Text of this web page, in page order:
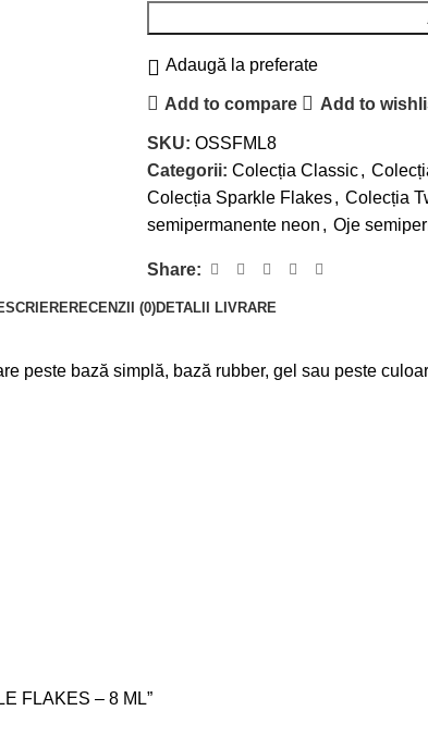
Adaugă la preferate
Add to compare Add to
SKU: OSSFML8
Categorii: Colecția Classic,
Colecția Sparkle Flakes, Colecția
semipermanente neon , Oje
Share:
RECENZII (0)DETALII LIVRARE
peste bază simplă, bază rubber, gel sau peste
FLAKES – 8 ML”